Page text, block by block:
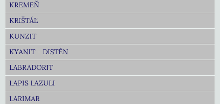
KREMEŇ
KRIŠTÁĽ
KUNZIT
KYANIT - DISTÉN
LABRADORIT
LAPIS LAZULI
LARIMAR